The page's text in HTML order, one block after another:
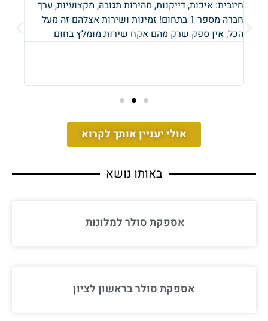
חיובית: איכות, דייקנות, מהירות תגובה, מקצועיות, ערך
חברה מספר 1 בתחום! זמינות ושירות אצלהם זה מעל
הכל, אין ספק שרק מהם אקח שירות מומלץ בחום
אולי יעניין אותך לקרוא
באותו נושא
אספקת סולר למלונות
אספקת סולר בראשון לציון